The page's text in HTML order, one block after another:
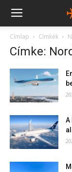
Címlap Címkék
Címke:
A